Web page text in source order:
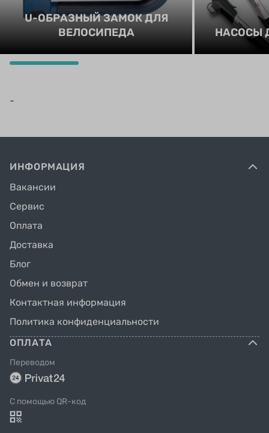
U-ОБРАЗНЫЙ ЗАМОК ДЛЯ
ВЕЛОСИПЕДА
НАСОСЫ
-
ИНФОРМАЦИЯ
Вакансии
Сервис
Оплата
Доставка
Блог
Обмен и возврат
Контактная информация
Политика конфиденциальности
ОПЛАТА
Переводом
C помощью QR-код